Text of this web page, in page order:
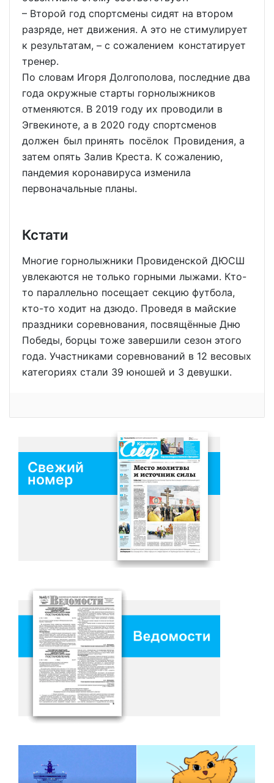
– Второй год спортсмены сидят на втором
разряде, нет движения. А это не стимулирует
к результатам, – с сожалением констатирует
тренер.
По словам Игоря Долгополова, последние два
года окружные старты горнолыжников
отменяются. В 2019 году их проводили в
Эгвекиноте, а в 2020 году спортсменов
должен был принять посёлок Провидения, а
затем опять Залив Креста. К сожалению,
пандемия коронавируса изменила
первоначальные планы.
Кстати
Многие горнолыжники Провиденской ДЮСШ
увлекаются не только горными лыжами. Кто-
то параллельно посещает секцию футбола,
кто-то ходит на дзюдо. Проведя в майские
праздники соревнования, посвящённые Дню
Победы, борцы тоже завершили сезон этого
года. Участниками соревнований в 12 весовых
категориях стали 39 юношей и 3 девушки.
Свежий
номер